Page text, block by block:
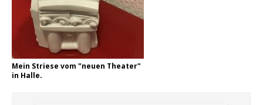
Mein Striese vom "neuen Theater"
in Halle.